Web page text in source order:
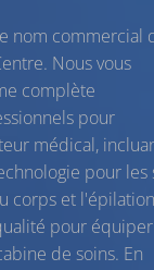
nom commercial
Nous vous
complète
pour
médical,
pour les
corps et l'épilation
pour équiper
de soins. En